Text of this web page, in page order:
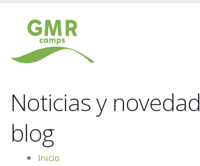
Noticias y
blog
Inicio